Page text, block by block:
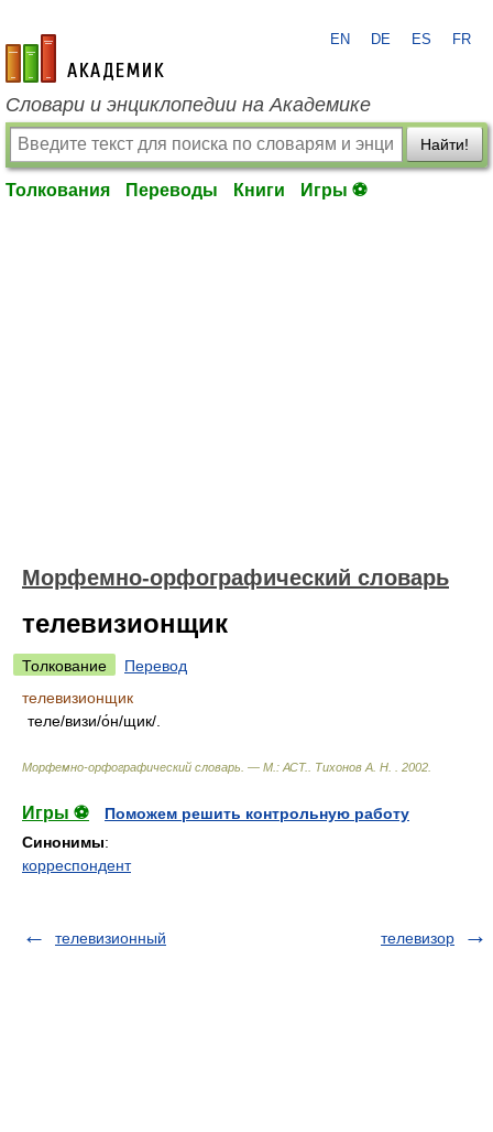
academic.ru
EN DE ES FR
Словари и энциклопедии на Академике
Найти!
Толкования Переводы Книги Игры ⚽
Морфемно-орфографический словарь
телевизионщик
Толкование
Перевод
телевизионщик
теле/визи/о́н/щик/.
Морфемно-орфографический словарь. — М.: АСТ. Тихонов А. Н. 2002
Игры ⚽
Поможем решить контрольную работу
Синонимы:
корреспондент
телевизионный телевизор